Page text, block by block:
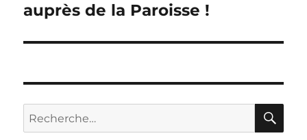
suivante :
auprès de la Paroisse !
Recherche
pour :